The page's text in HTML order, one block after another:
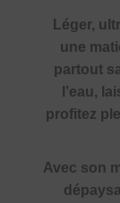
Léger,
une
partout
l’eau,
profitez
Avec son